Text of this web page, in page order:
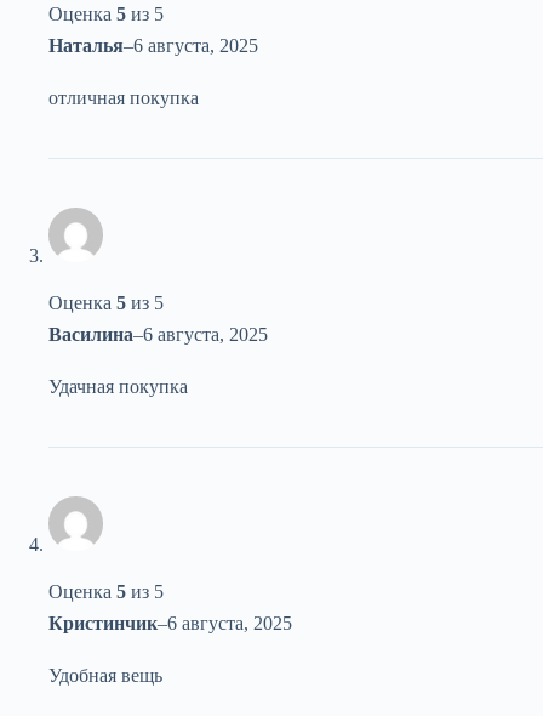
Оценка 5 из 5
Наталья–6 августа, 2025
отличная покупка
Оценка 5 из 5
Василина–6 августа, 2025
Удачная покупка
Оценка 5 из 5
Кристинчик–6 августа, 2025
Удобная вещь